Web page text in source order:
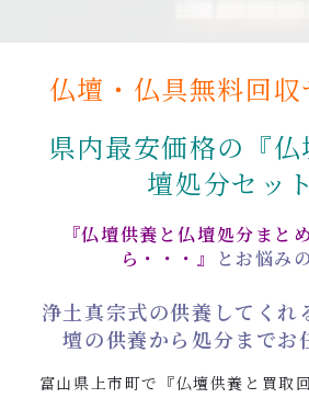
受付時間：24時間受付 定休
仏壇・仏具無料回収
県内最安価格の『
壇処分セット
『仏壇供養と仏壇処分まと
ら・・・』
とお悩み
浄土真宗式の供養してくれ
壇の供養から処分までお
富山県上市町で『仏壇供養と買取